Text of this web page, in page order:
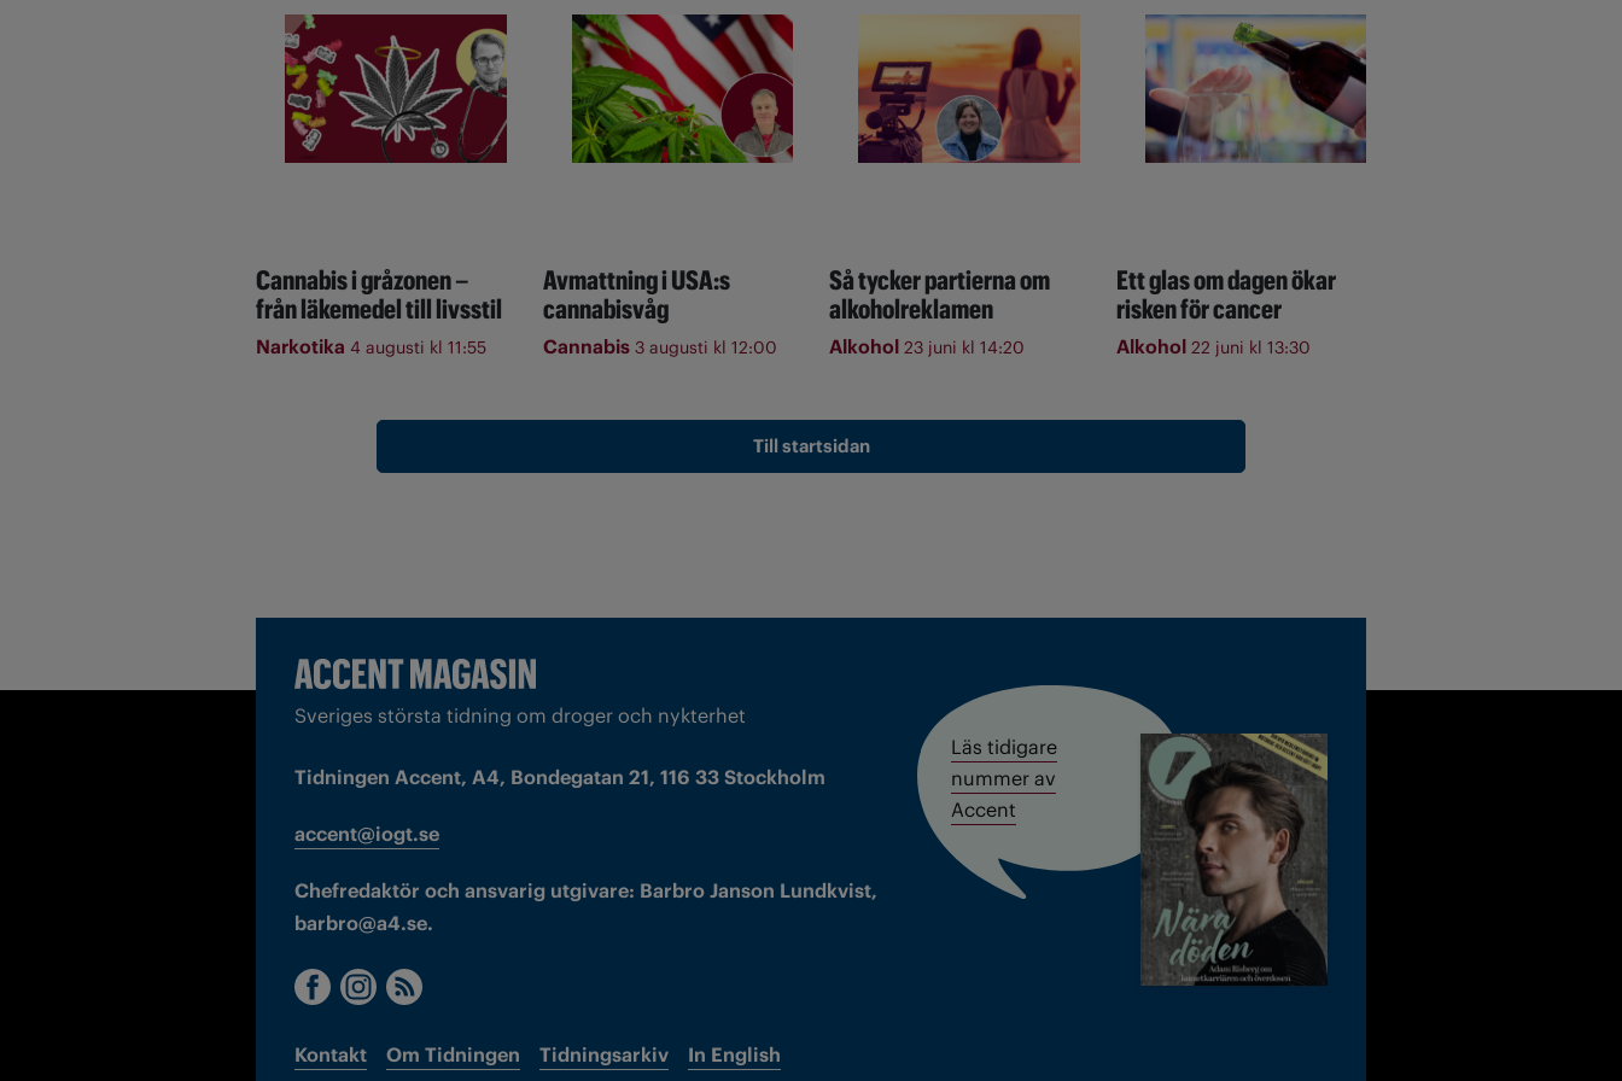
Cannabis i gråzonen –
från läkemedel till livsstil
Narkotika 4 augusti kl 11:55
Avmattning i USA:s
cannabisvåg
Cannabis 3 augusti kl 12:00
Så tycker partierna om
alkoholreklamen
Alkohol 23 juni kl 14:20
Ett glas om dagen ökar
risken för cancer
Alkohol 22 juni kl 13:30
Till startsidan
Sveriges största tidning om droger och nykterhet
Tidningen Accent, A4, Bondegatan 21, 116 33 Stockholm
accent@iogt.se
Chefredaktör och ansvarig utgivare: Barbro Janson Lundkvist,
barbro@a4.se.
Kontakt Om Tidningen Tidningsarkiv In English
Läs tidigare
nummer av
Accent